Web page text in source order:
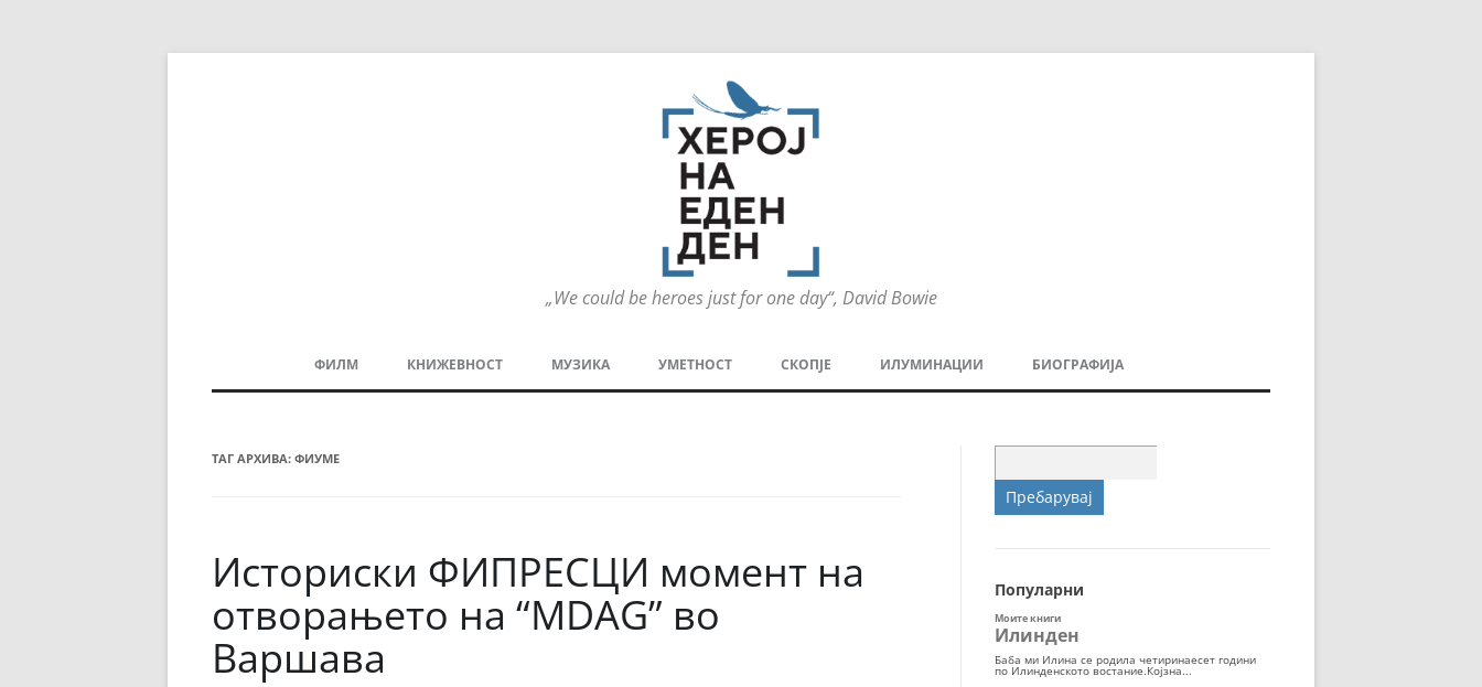
„We could be heroes just for one day“, David Bowie
содржината
ФИЛМ
ЖАНРОВИ
КНИЖЕВНОСТ МУЗИКА УМЕТНОСТ СКОПЈЕ ИЛУМИНАЦИИ
СПОРТ
БИОГРАФИЈА
ТАГ АРХИВА: ФИУМЕ
Историски ФИПРЕСЦИ момент на
отворањето на “MDAG” во
Варшава
за:
Популарни